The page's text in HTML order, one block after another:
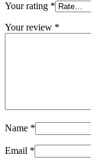
Your rating *
Your review *
Name *
Email *